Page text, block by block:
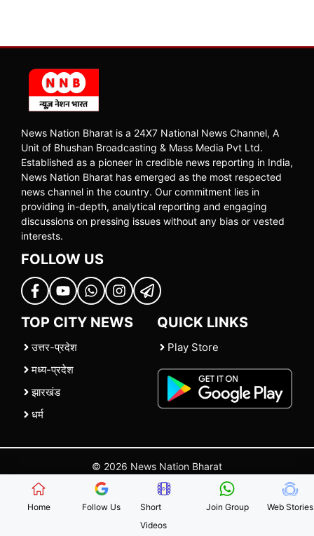
News Nation Bharat is a 24X7 National News Channel, A
Unit of Bhushan Broadcasting & Mass Media Pvt Ltd.
Established as a pioneer in credible news reporting in India,
News Nation Bharat has emerged as the most respected
news channel in the country. Our commitment lies in
providing in-depth, analytical reporting and engaging
discussions on pressing issues without any bias or vested
interests.
FOLLOW US
TOP CITY NEWS
उत्तर-प्रदेश
मध्य-प्रदेश
झारखंड
धर्म
QUICK LINKS
Play Store
© 2026 News Nation Bharat
| |Contact Us |Policies Terms and Conditions
Home Follow Us
Short
Videos
Join Group Web Stories